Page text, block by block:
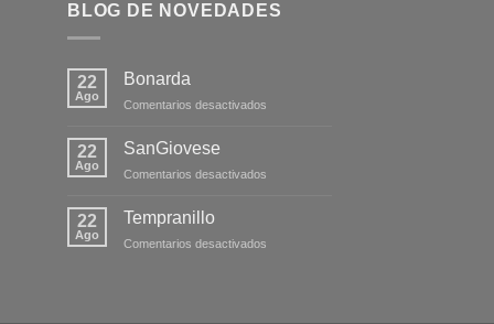
BLOG DE NOVEDADES
22
Ago
Bonarda
Comentarios desactivados
22
Ago
SanGiovese
Comentarios desactivados
22
Ago
Tempranillo
Comentarios desactivados